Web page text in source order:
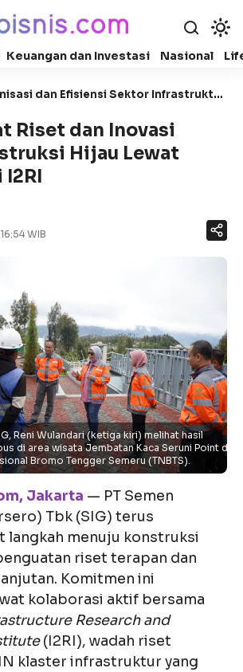
Keuangan dan Investasi Nasional
dan Efisiensi Sektor Infrastruktur
Riset dan Inovasi
Hijau Lewat
WIB
Reni Wulandari (ketiga kiri) melihat hasil
di area wisata Jembatan Kaca Seruni Point di
Bromo Tengger Semeru (TNBTS).
Jakarta — PT Semen
Tbk (SIG) terus
langkah menuju konstruksi
riset terapan dan
Komitmen ini
kolaborasi aktif bersama
Research and
(I2RI), wadah riset
klaster infrastruktur yang